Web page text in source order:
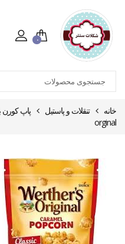
۰
خانه تنقلات و پاستیل
orginal